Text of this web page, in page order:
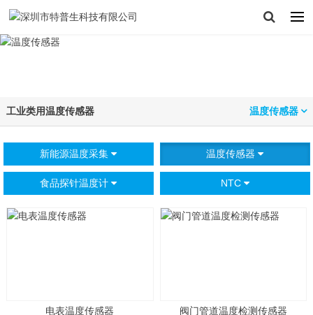
工业类用温度传感器 温度传感器
新能源温度采集 温度传感器
食品探针温度计 NTC
电表温度传感器 阀门管道温度检测传感器